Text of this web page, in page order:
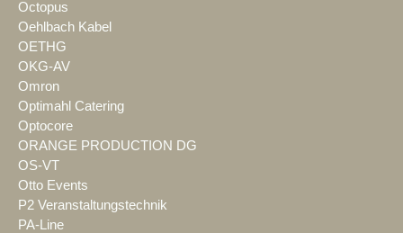
Octopus
Oehlbach Kabel
OETHG
OKG-AV
Omron
Optimahl Catering
Optocore
ORANGE PRODUCTION DG
OS-VT
Otto Events
P2 Veranstaltungstechnik
PA-Line